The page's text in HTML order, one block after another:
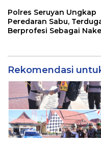
Polres Seruyan Ungkap
Peredaran Sabu,
Berprofesi Sebagai
Rekomendasi